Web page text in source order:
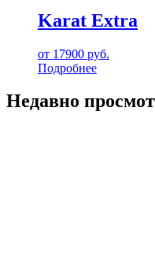
Karat Extra
от 17900 руб.
Подробнее
Недавно